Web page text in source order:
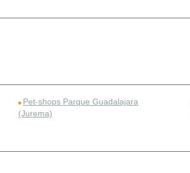
Pet-shops Parque Guadalajara
(Jurema)